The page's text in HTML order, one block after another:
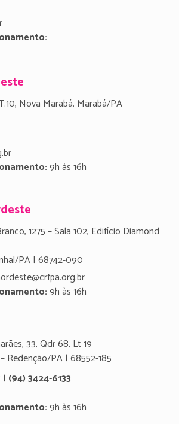
Nova Marabá, Marabá/PA
9h às 16h
1275 – Sala 102, Edifício Diamond
PA | 68742-090
9h às 16h
33, Qdr 68, Lt 19
Redenção/PA | 68552-185
(94) 3424-6133
9h às 16h